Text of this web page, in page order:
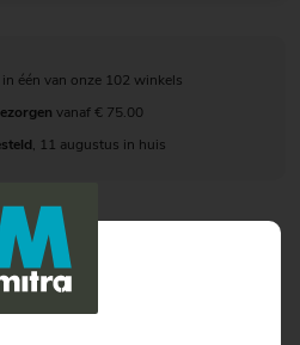
in één van onze 102 winkels
vanaf € 75.00
, 11 augustus in huis